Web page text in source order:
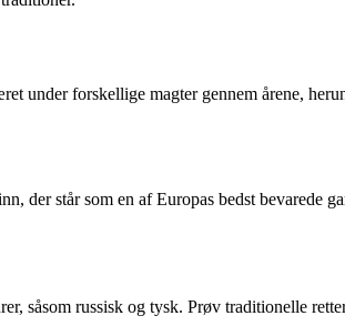
forskellige magter gennem årene,
der står som en af Europas bedst bevarede
såsom russisk og tysk. Prøv traditionelle